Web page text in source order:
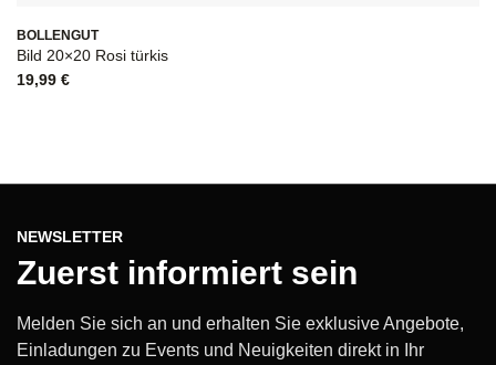
BOLLENGUT
Bild 20×20 Rosi türkis
19,99 €
NEWSLETTER
Zuerst informiert sein
Melden Sie sich an und erhalten Sie exklusive Angebote,
Einladungen zu Events und Neuigkeiten direkt in Ihr